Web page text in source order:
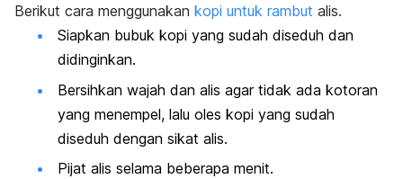
Berikut cara menggunakan kopi untuk rambut alis.
Siapkan bubuk kopi yang sudah diseduh dan
didinginkan.
Bersihkan wajah dan alis agar tidak ada kotoran
yang menempel, lalu oles kopi yang sudah
diseduh dengan sikat alis.
Pijat alis selama beberapa menit.